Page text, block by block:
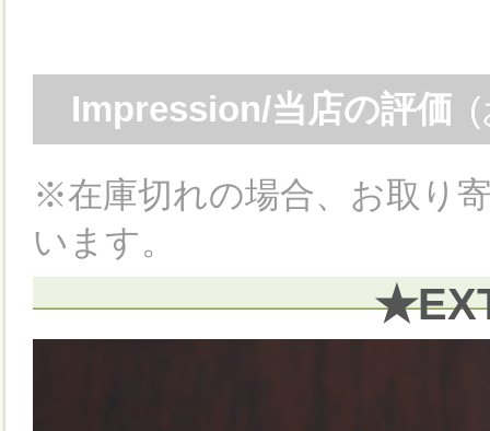
Impression/当店の評価
※在庫切れの場合、お取り
います。